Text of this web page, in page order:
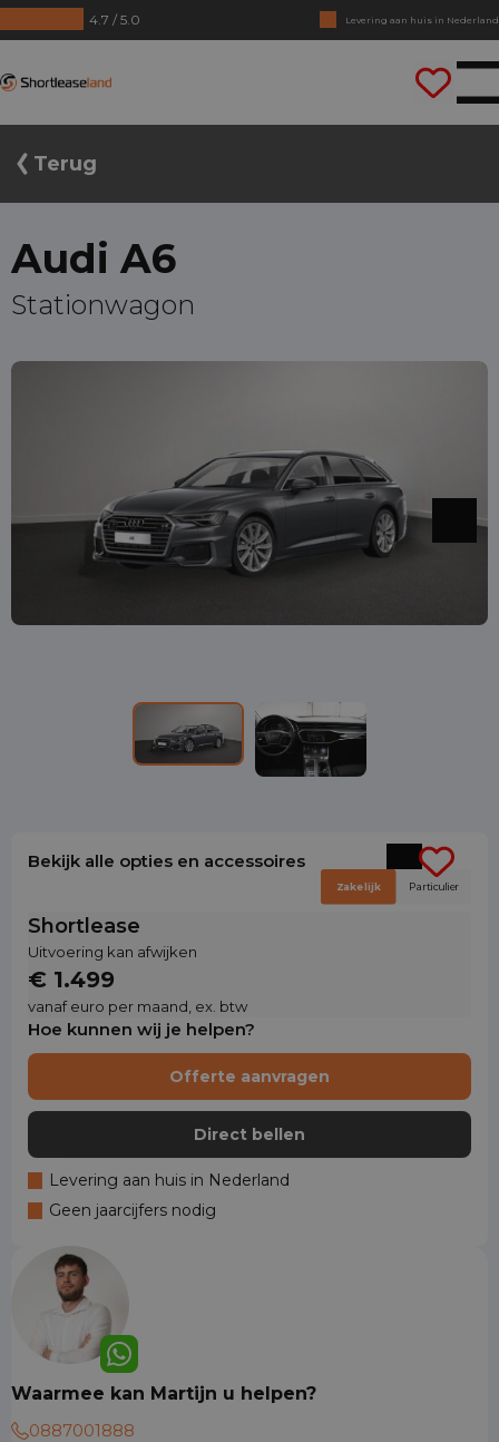
4.7 / 5.0
Levering aan huis in Nederland
Geen jaarcijfers nodig
Direct rijden
Terug
Audi A6
Stationwagon
Bekijk alle opties en accessoires
Shortlease
Uitvoering kan afwijken
€ 1.499
vanaf euro per maand, ex. btw
Zakelijk Particulier
Hoe kunnen wij je helpen?
Offerte aanvragen
Direct bellen
Levering aan huis in Nederland
Geen jaarcijfers nodig
Waarmee kan Martijn u helpen?
0887001888